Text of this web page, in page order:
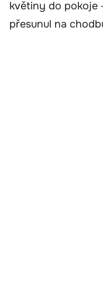
květiny do pokoje
přesunul na